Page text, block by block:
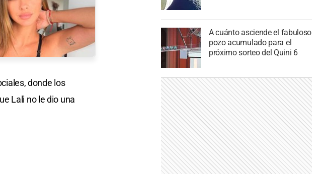
donde los
Lali no le dio una
A cuánto asciende el fabuloso
pozo acumulado para el
próximo sorteo del Quini 6